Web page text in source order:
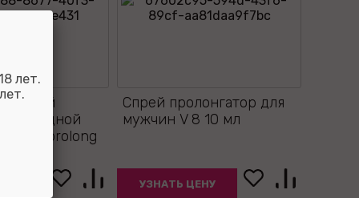
на водной
prolong
Спрей пролонгатор для
мужчин V 8 10 мл
УЗНАТЬ ЦЕНУ
лет.